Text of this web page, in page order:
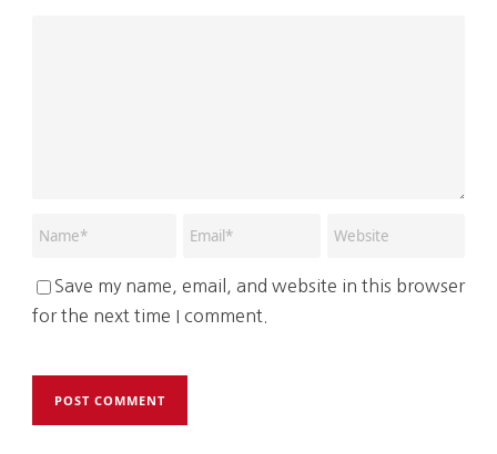
Save my name, email, and website in this browser
for the next time I comment.